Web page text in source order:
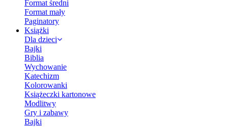
Format średni
Format mały
Paginatory
Książki
Dla dzieci
Bajki
Biblia
Wychowanie
Katechizm
Kolorowanki
Książeczki kartonowe
Modlitwy
Gry i zabawy
Bajki